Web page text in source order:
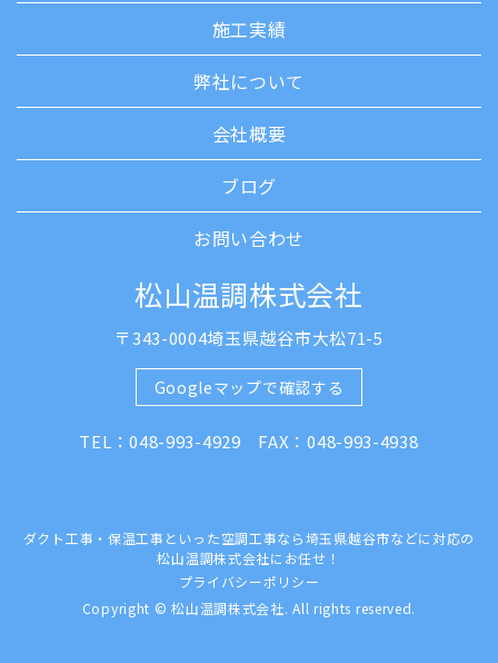
施工実績
弊社について
会社概要
ブログ
お問い合わせ
松山温調株式会社
〒343-0004埼玉県越谷市大松71-5
Googleマップで確認する
TEL：048-993-4929 FAX：048-993-4938
ダクト工事・保温工事といった空調工事なら埼玉県越谷市などに対応の
松山温調株式会社にお任せ！
プライバシーポリシー
Copyright © 松山温調株式会社. All rights reserved.